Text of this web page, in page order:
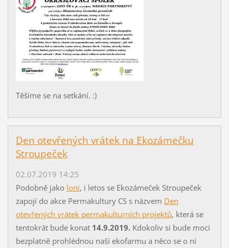
Těšíme se na setkání. :)
Den otevřených vrátek na Ekozámečku
Stroupeček
02.07.2019 14:25
Podobně jako loni, i letos se Ekozámeček Stroupeček
zapojí do akce Permakultury CS s názvem Den
otevřených vrátek permakulturních projektů, která se
tentokrát bude konat 14.9.2019.Kdokoliv si bude moci
bezplatně prohlédnou naší ekofarmu a něco se o ní